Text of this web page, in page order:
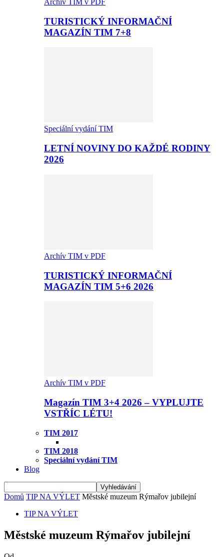
Archív TIM v PDF
TURISTICKÝ INFORMAČNÍ
MAGAZÍN TIM 7+8
Speciální vydání TIM
LETNÍ NOVINY DO KAŽDÉ RODINY
2026
Archív TIM v PDF
TURISTICKÝ INFORMAČNÍ
MAGAZÍN TIM 5+6 2026
Archív TIM v PDF
Magazín TIM 3+4 2026 – VYPLUJTE
VSTŘÍC LÉTU!
TIM 2017
TIM 2018
Speciální vydání TIM
Blog
Domů TIP NA VÝLET Městské muzeum Rýmařov jubilejní
TIP NA VÝLET
Městské muzeum Rýmařov jubilejní